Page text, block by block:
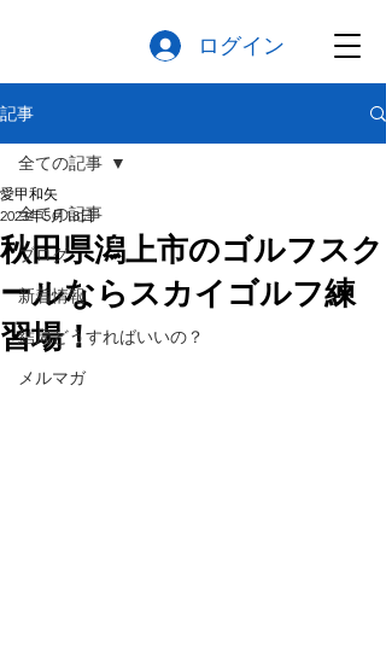
ログイン
記事
全ての記事
ブログ
新着情報
結局どうすればいいの？
メルマガ
全ての記事
秋田県潟上市のゴルフスク
ールならスカイゴルフ練
習場！
愛甲和矢
2023年5月18日